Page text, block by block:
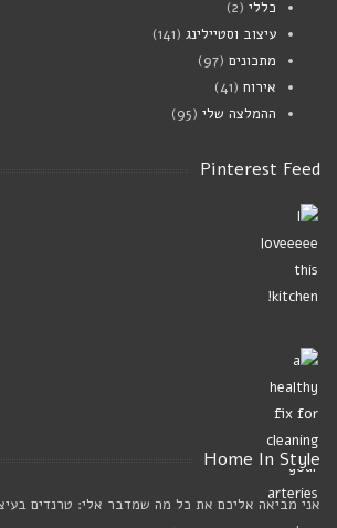
כללי (2)
עיצוב וסטיילינג (141)
מתכונים (97)
אירוח (41)
ההמלצה שלי (95)
Pinterest Feed
Home In Style
אני מביאה אליכם את כל מה שמדבר אלי: טרנדים